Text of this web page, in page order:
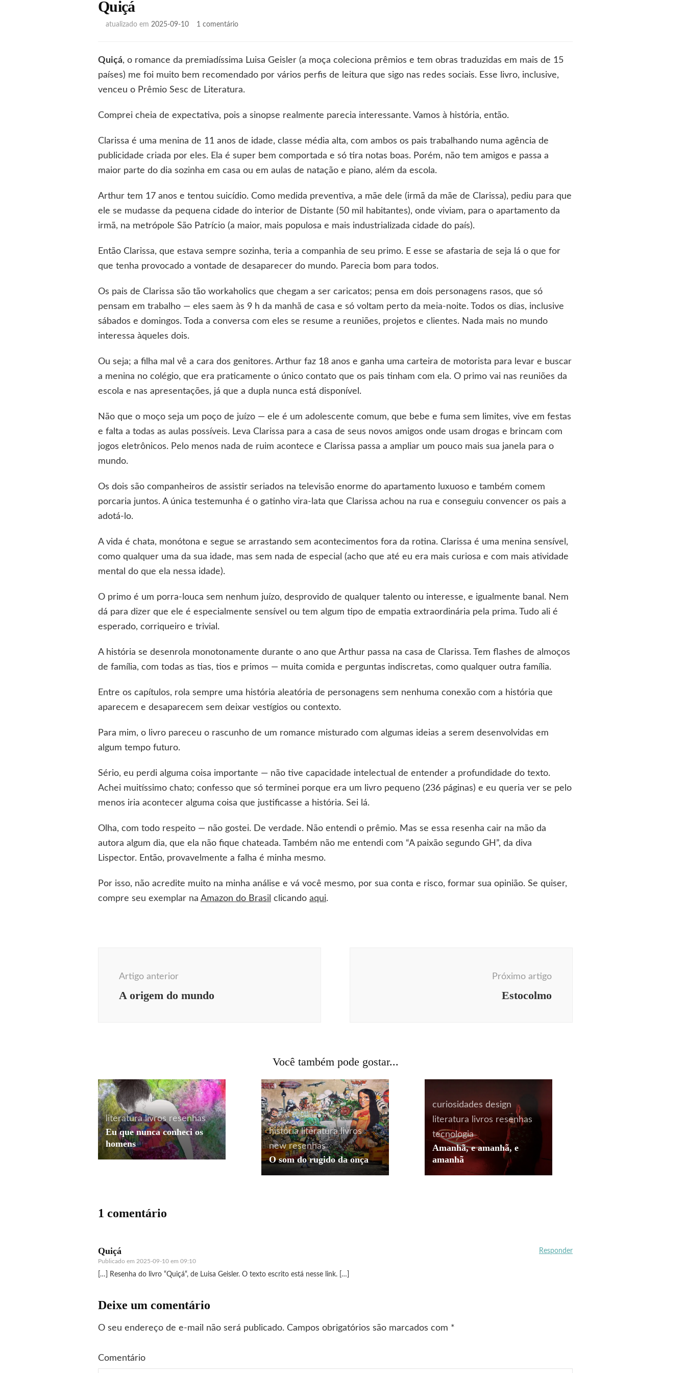
Quiçá
atualizado em 2025-09-10 1 comentárioem
Quiçá, o romance da premiadíssima Luisa Geisler (a moça coleciona prêmios e tem obras traduzidas em mais de 15
países) me foi muito bem recomendado por vários perfis de leitura que sigo nas redes sociais. Esse livro, inclusive,
venceu o Prêmio Sesc de Literatura.
Comprei cheia de expectativa, pois a sinopse realmente parecia interessante. Vamos à história, então.
Clarissa é uma menina de 11 anos de idade, classe média alta, com ambos os pais trabalhando numa agência de
publicidade criada por eles. Ela é super bem comportada e só tira notas boas. Porém, não tem amigos e passa a
maior parte do dia sozinha em casa ou em aulas de natação e piano, além da escola.
Arthur tem 17 anos e tentou suicídio. Como medida preventiva, a mãe dele (irmã da mãe de Clarissa), pediu para que
ele se mudasse da pequena cidade do interior de Distante (50 mil habitantes), onde viviam, para o apartamento da
irmã, na metrópole São Patrício (a maior, mais populosa e mais industrializada cidade do país).
Então Clarissa, que estava sempre sozinha, teria a companhia de seu primo. E esse se afastaria de seja lá o que for
que tenha provocado a vontade de desaparecer do mundo. Parecia bom para todos.
Os pais de Clarissa são tão workaholics que chegam a ser caricatos; pensa em dois personagens rasos, que só
pensam em trabalho — eles saem às 9 h da manhã de casa e só voltam perto da meia-noite. Todos os dias, inclusive
sábados e domingos. Toda a conversa com eles se resume a reuniões, projetos e clientes. Nada mais no mundo
interessa àqueles dois.
Ou seja; a filha mal vê a cara dos genitores. Arthur faz 18 anos e ganha uma carteira de motorista para levar e buscar
a menina no colégio, que era praticamente o único contato que os pais tinham com ela. O primo vai nas reuniões da
escola e nas apresentações, já que a dupla nunca está disponível.
Não que o moço seja um poço de juízo — ele é um adolescente comum, que bebe e fuma sem limites, vive em festas
e falta a todas as aulas possíveis. Leva Clarissa para a casa de seus novos amigos onde usam drogas e brincam com
jogos eletrônicos. Pelo menos nada de ruim acontece e Clarissa passa a ampliar um pouco mais sua janela para o
mundo.
Os dois são companheiros de assistir seriados na televisão enorme do apartamento luxuoso e também comem
porcaria juntos. A única testemunha é o gatinho vira-lata que Clarissa achou na rua e conseguiu convencer os pais a
adotá-lo.
A vida é chata, monótona e segue se arrastando sem acontecimentos fora da rotina. Clarissa é uma menina sensível,
como qualquer uma da sua idade, mas sem nada de especial (acho que até eu era mais curiosa e com mais atividade
mental do que ela nessa idade).
O primo é um porra-louca sem nenhum juízo, desprovido de qualquer talento ou interesse, e igualmente banal. Nem
dá para dizer que ele é especialmente sensível ou tem algum tipo de empatia extraordinária pela prima. Tudo ali é
esperado, corriqueiro e trivial.
A história se desenrola monotonamente durante o ano que Arthur passa na casa de Clarissa. Tem flashes de almoços
de família, com todas as tias, tios e primos — muita comida e perguntas indiscretas, como qualquer outra família.
Entre os capítulos, rola sempre uma história aleatória de personagens sem nenhuma conexão com a história que
aparecem e desaparecem sem deixar vestígios ou contexto.
Para mim, o livro pareceu o rascunho de um romance misturado com algumas ideias a serem desenvolvidas em
algum tempo futuro.
Sério, eu perdi alguma coisa importante — não tive capacidade intelectual de entender a profundidade do texto.
Achei muitíssimo chato; confesso que só terminei porque era um livro pequeno (236 páginas) e eu queria ver se pelo
menos iria acontecer alguma coisa que justificasse a história. Sei lá.
Olha, com todo respeito — não gostei. De verdade. Não entendi o prêmio. Mas se essa resenha cair na mão da
autora algum dia, que ela não fique chateada. Também não me entendi com “A paixão segundo GH”, da diva
Lispector. Então, provavelmente a falha é minha mesmo.
Por isso, não acredite muito na minha análise e vá você mesmo, por sua conta e risco, formar sua opinião. Se quiser,
compre seu exemplar na Amazon do Brasil clicando aqui.
postArtigo anterior
A origem do mundo
Próximo artigo
Estocolmo
Você também pode gostar...
literatura livros resenhas
Eu que nunca conheci os
homens
história literatura livros
new resenhas
O som do rugido da onça
curiosidades design
literatura
livros resenhas
tecnologia
Amanhã, e amanhã, e
amanhã
1 comentário
Quiçá
Publicado em 2025-09-10 em 09:10
Responder
[…] Resenha do livro “Quiçá“, de Luisa Geisler. O texto escrito está nesse link. […]
Deixe um comentário
O seu endereço de e-mail não será publicado. Campos obrigatórios são marcados com *
Comentário